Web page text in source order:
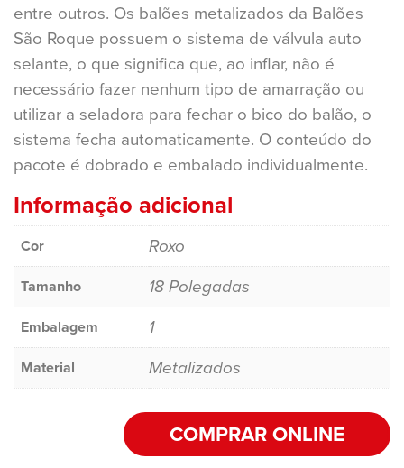
entre outros. Os balões metalizados da Balões
São Roque possuem o sistema de válvula auto
selante, o que significa que, ao inflar, não é
necessário fazer nenhum tipo de amarração ou
utilizar a seladora para fechar o bico do balão, o
sistema fecha automaticamente. O conteúdo do
pacote é dobrado e embalado individualmente.
Informação adicional
Cor Roxo
Tamanho 18 Polegadas
Embalagem 1
Material Metalizados
COMPRAR ONLINE